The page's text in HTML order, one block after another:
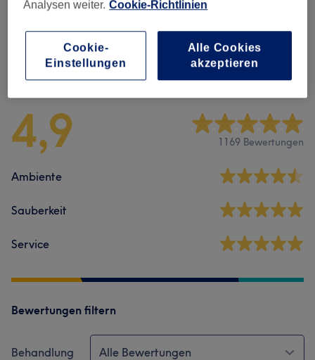
Massagen (6)
Salonbewertungen
4,9 1169 Bewertungen
Ambiente
Sauberkeit
Service
Bewertungen filtern
Behandlung Alle Bewertungen
Analysen weiter. Cookie-Richtlinien
Cookie-
Einstellungen
Alle Cookies
akzeptieren